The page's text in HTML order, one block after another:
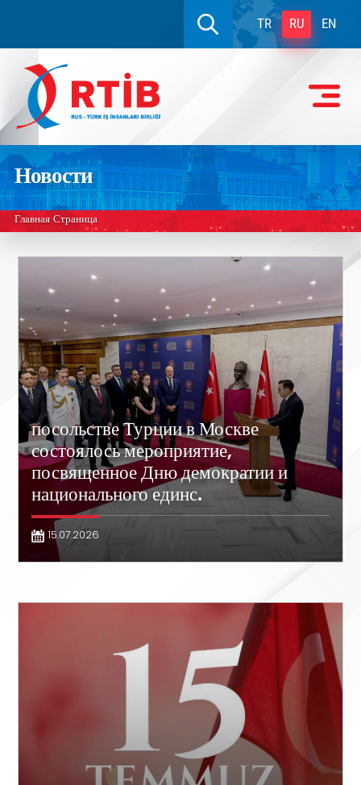
TR RU EN
Новости
Главная Страница
посольстве Турции в Москве
состоялось мероприятие,
посвященное Дню демократии и
национального единс.
15.07.2026